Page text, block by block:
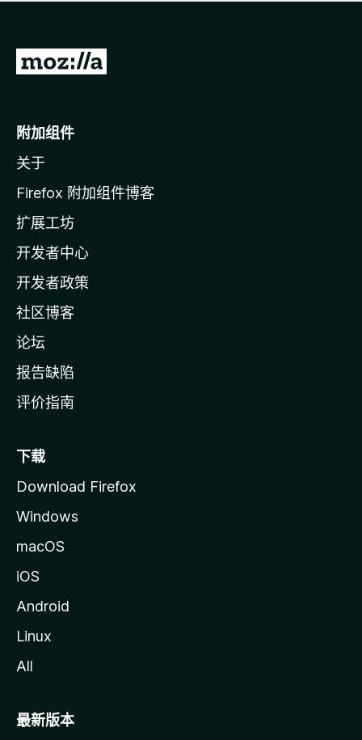
无
转
o
i
l
a
主
页
附加组件
关于
Firefox 附加组件博客
扩展工坊
开发者中心
开发者政策
社区博客
论坛
报告缺陷
评价指南
下载
Download Firefox
Windows
macOS
iOS
Android
Linux
All
最新版本